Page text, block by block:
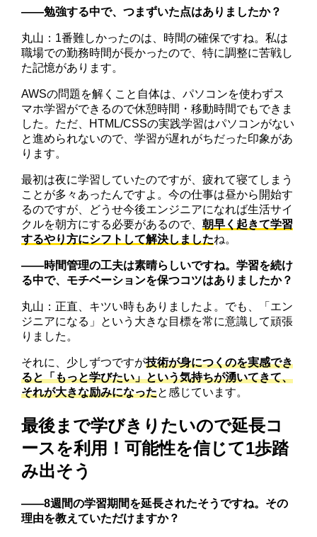
――勉強する中で、つまずいた点はありましたか？
丸山：1番難しかったのは、時間の確保ですね。私は
職場での勤務時間が長かったので、特に調整に苦戦し
た記憶があります。
AWSの問題を解くこと自体は、パソコンを使わずス
マホ学習ができるので休憩時間・移動時間でもできま
した。ただ、HTML/CSSの実践学習はパソコンがない
と進められないので、学習が遅れがちだった印象があ
ります。
最初は夜に学習していたのですが、疲れて寝てしまう
ことが多々あったんですよ。今の仕事は昼から開始す
るのですが、どうせ今後エンジニアになれば生活サイ
クルを朝方にする必要があるので、朝早く起きて学習
するやり方にシフトして解決しましたね。
――時間管理の工夫は素晴らしいですね。学習を続け
る中で、モチベーションを保つコツはありましたか？
丸山：正直、キツい時もありましたよ。でも、「エン
ジニアになる」という大きな目標を常に意識して頑張
りました。
それに、少しずつですが技術が身につくのを実感でき
ると「もっと学びたい」という気持ちが湧いてきて、
それが大きな励みになったと感じています。
最後まで学びきりたいので延長コ
ースを利用！可能性を信じて1歩踏
み出そう
――8週間の学習期間を延長されたそうですね。その
理由を教えていただけますか？